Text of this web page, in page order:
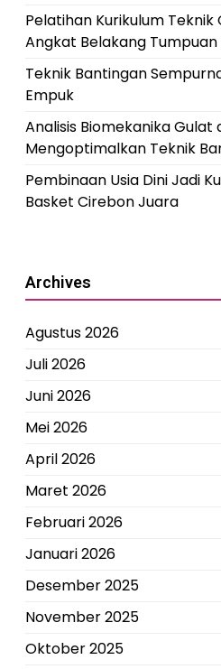
Pelatihan Kurikulum
Angkat Belakang Tumpuan
Teknik Bantingan
Empuk
Analisis Biomekanika Gulat
Mengoptimalkan Teknik
Pembinaan Usia Dini Jadi
Basket Cirebon Juara
Archives
Agustus 2026
Juli 2026
Juni 2026
Mei 2026
April 2026
Maret 2026
Februari 2026
Januari 2026
Desember 2025
November 2025
Oktober 2025